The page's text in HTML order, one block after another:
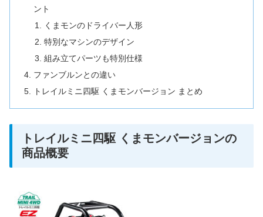
ント
くまモンのドライバー人形
特別なマシンのデザイン
組み立てパーツも特別仕様
ファンブルンとの違い
トレイルミニ四駆 くまモンバージョン まとめ
トレイルミニ四駆 くまモンバージョンの
商品概要